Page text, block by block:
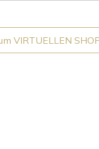
VIRTUELLEN